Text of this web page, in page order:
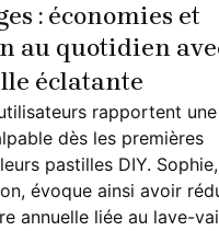
: économies et
au quotidien
éclatante
rapportent une
dès les premières
pastilles DIY.
évoque ainsi avoir
annuelle liée au lave-